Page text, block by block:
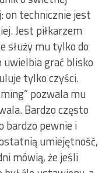
on technicznie jest
Jest piłkarzem
służy mu tylko do
grać blisko
tylko czyści.
pozwala mu
Bardzo często
bardzo pewnie i
umiejętność,
mówią, że jeśli